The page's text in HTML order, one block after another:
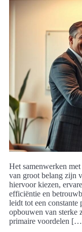
Het samenwerken
van groot belang zijn
hiervoor kiezen,
efficiëntie en
leidt tot een
opbouwen van sterke
primaire voordelen